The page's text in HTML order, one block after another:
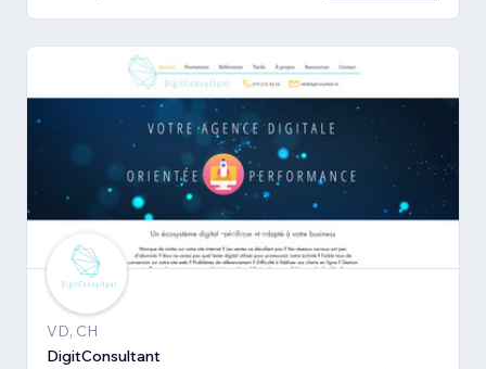
VD, CH
DigitConsultant